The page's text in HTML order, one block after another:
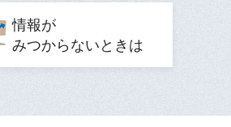
情報が
みつからないときは